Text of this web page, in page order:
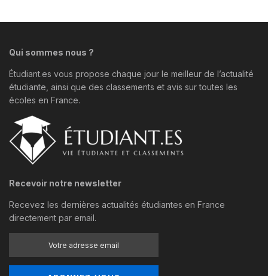
Qui sommes nous ?
Étudiant.es vous propose chaque jour le meilleur de l’actualité
étudiante, ainsi que des classements et avis sur toutes les
écoles en France.
Recevoir notre newsletter
Recevez les dernières actualités étudiantes en France
directement par email.